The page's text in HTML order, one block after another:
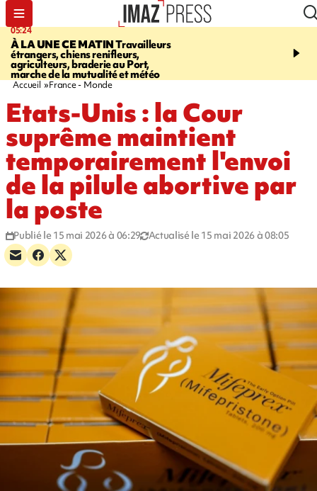
05:24
À LA UNE CE MATINTravailleurs
étrangers, chiens renifleurs,
agriculteurs, braderie au Port,
marche de la mutualité et météo
07:05
mobilisés pour traquer
Accueil France - Monde
Etats-Unis : la Cour
suprême maintient
temporairement l'envoi
de la pilule abortive par
la poste
Publié le 15 mai 2026 à 06:29 Actualisé le 15 mai 2026 à 08:05